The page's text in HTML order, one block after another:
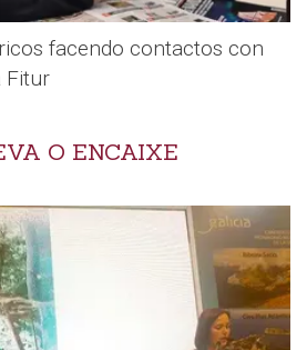
facendo contactos con
Fitur
O ENCAIXE